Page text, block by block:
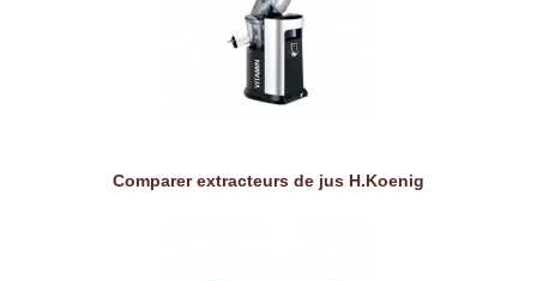
Comparer extracteurs de jus H.Koenig